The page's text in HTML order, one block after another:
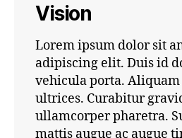
Vision
Lorem ipsum dolor sit
adipiscing elit. Duis id
vehicula porta.
ultrices. Curabitur
ullamcorper pharetra.
mattis augue ac augue